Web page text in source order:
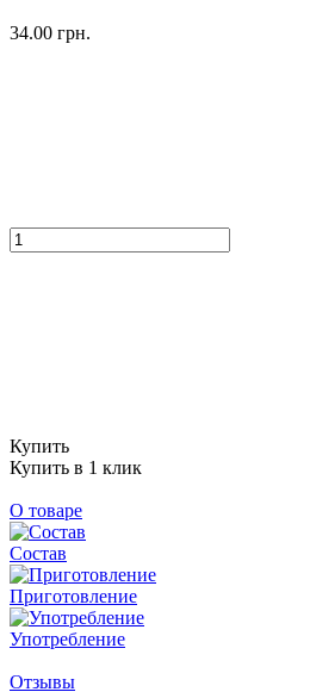
34.00 грн.
Купить
Купить в 1 клик
О товаре
Состав
Приготовление
Употребление
Отзывы